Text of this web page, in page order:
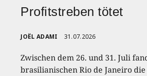
Profitstreben tötet
JOËL ADAMI 31.07.2026
Zwischen dem 26. und 31. Juli
brasilianischen Rio de Janeiro die